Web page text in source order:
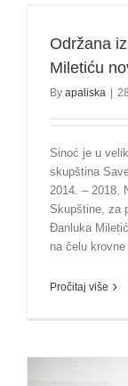
Održana
Miletiću
By apaliska
Sinoć je u
skupština
2014. – 2018.
Skupštine, za
Đanluka
na čelu
Pročitaj više